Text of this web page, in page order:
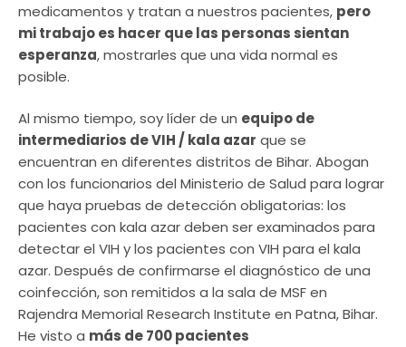
medicamentos y tratan a nuestros pacientes, pero
mi trabajo es hacer que las personas sientan
esperanza, mostrarles que una vida normal es
posible.
Al mismo tiempo, soy líder de un equipo de
intermediarios de VIH / kala azar que se
encuentran en diferentes distritos de Bihar. Abogan
con los funcionarios del Ministerio de Salud para lograr
que haya pruebas de detección obligatorias: los
pacientes con kala azar deben ser examinados para
detectar el VIH y los pacientes con VIH para el kala
azar. Después de confirmarse el diagnóstico de una
coinfección, son remitidos a la sala de MSF en
Rajendra Memorial Research Institute en Patna, Bihar.
He visto a más de 700 pacientes